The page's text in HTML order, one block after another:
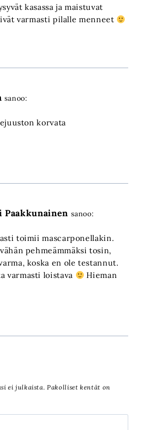
kasassa ja maistuvat
varmasti pilalle menneet
sanoo:
korvata
Paakkunainen sanoo:
toimii mascarponellakin.
pehmeämmäksi tosin,
koska en ole testannut.
varmasti loistava
Hieman
ei julkaista. Pakolliset kentät on